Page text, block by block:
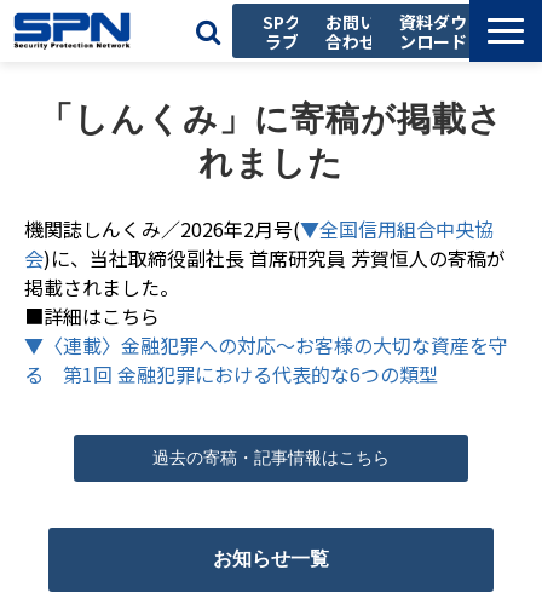
SPク
ラブ
お問い
合わせ
資料ダウ
ンロード
サービス一覧
導入事例
お役立ち記事
セミナー
採用情報
「しんくみ」に寄稿が掲載さ
れました
機関誌しんくみ／2026年2月号(▼全国信用組合中央協
会)に、当社取締役副社長 首席研究員 芳賀恒人の寄稿が
掲載されました。
■詳細はこちら
▼〈連載〉金融犯罪への対応～お客様の大切な資産を守
る 第1回 金融犯罪における代表的な6つの類型
過去の寄稿・記事情報はこちら
お知らせ一覧